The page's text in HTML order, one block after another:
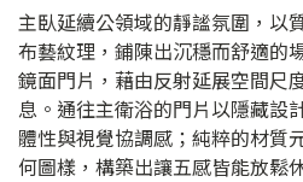
主臥延續公領域的靜謐氛圍，以
布藝紋理，鋪陳出沉穩而舒適的
鏡面門片，藉由反射延展空間尺
息。通往主衛浴的門片以隱藏設
體性與視覺協調感；純粹的材質
何圖樣，構築出讓五感皆能放鬆